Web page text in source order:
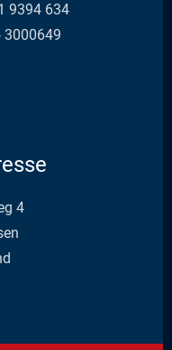
9394 634
3000649
4